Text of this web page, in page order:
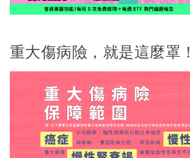
重大傷病險，就是這麼罩！